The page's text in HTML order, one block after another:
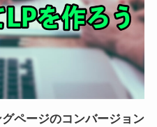
ページのコンバージョン